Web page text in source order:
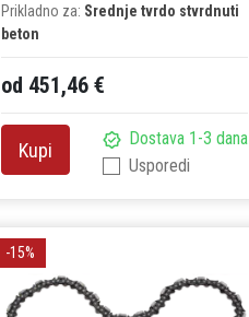
Prikladno za: Srednje tvrdo stvrdnuti
beton
od 451,46 €
Kupi
Dostava 1-3 dana
Usporedi
-15%